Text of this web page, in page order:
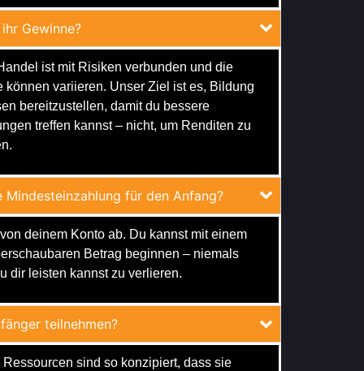
Gewinne?
ist mit Risiken verbunden und die
können variieren. Unser Ziel ist es, Bildung
bereitzustellen, damit du bessere
treffen kannst – nicht, um Renditen zu
Mindesteinzahlung für den Anfang?
deinem Konto ab. Du kannst mit einem
Betrag beginnen – niemals
dir leisten kannst zu verlieren.
teilnehmen?
Ressourcen sind so konzipiert, dass sie